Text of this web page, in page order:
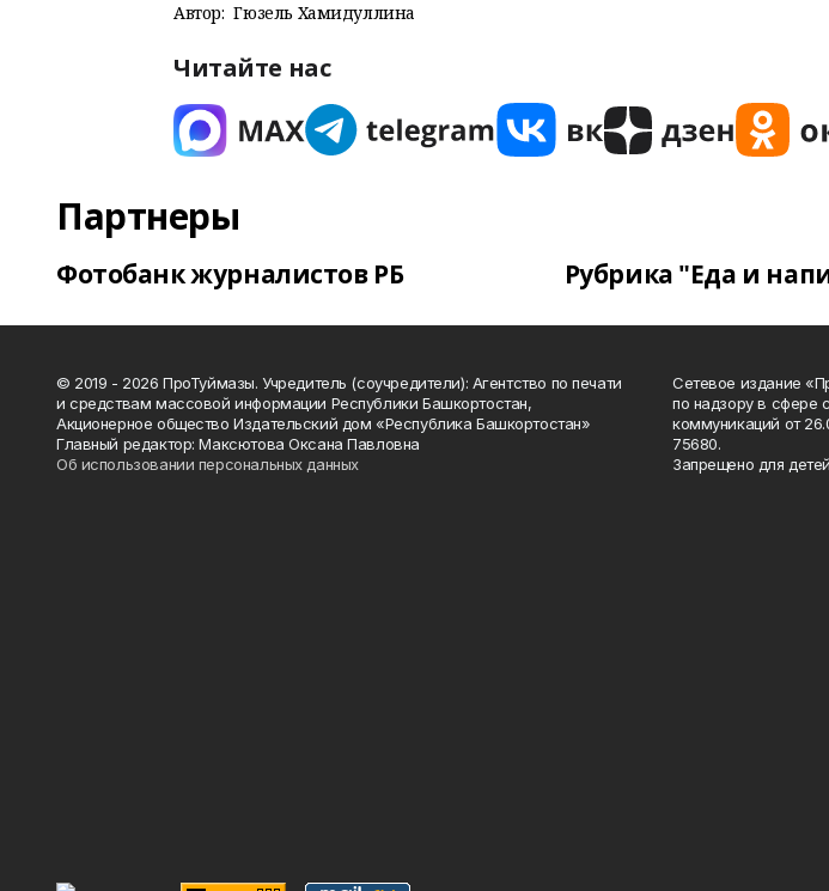
Автор: Гюзель Хамидуллина
Читайте нас
Партнеры
Фотобанк журналистов РБ Рубрика "Еда и
© 2019 - 2026 ПроТуймазы. Учредитель (соучредители): Агентство по печати
и средствам массовой информации Республики Башкортостан,
Акционерное общество Издательский дом «Республика Башкортостан»
Главный редактор: Максютова Оксана Павловна
Об использовании персональных данных
Сетевое издание
по надзору в сфере
коммуникаций от
75680.
Запрещено для